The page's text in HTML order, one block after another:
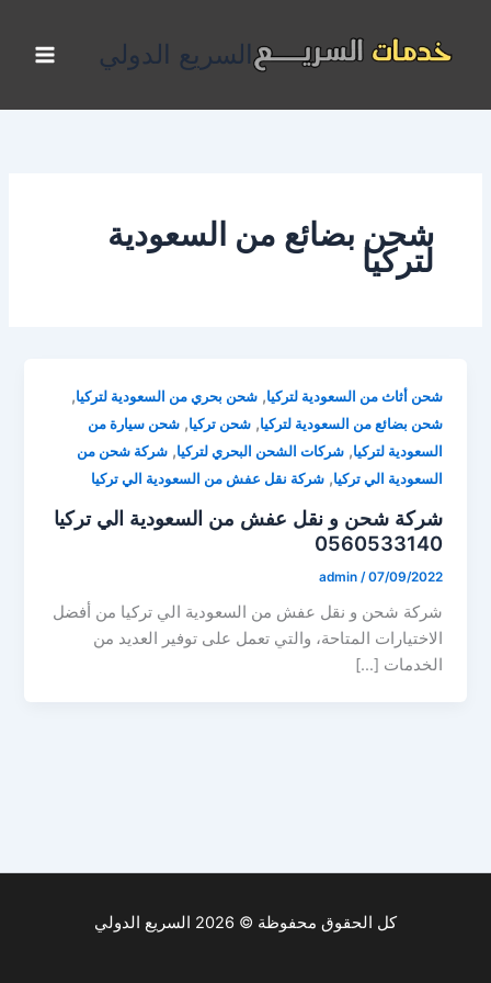
المحتوى
السريع الدولي
شحن بضائع من السعودية
لتركيا
شحن أثاث من السعودية لتركيا,شحن بحري من السعودية لتركيا,
شحن بضائع من السعودية لتركيا,شحن تركيا,شحن سيارة من
السعودية لتركيا,شركات الشحن البحري لتركيا,شركة شحن من
السعودية الي تركيا,شركة نقل عفش من السعودية الي تركيا
شركة شحن و نقل عفش من السعودية الي تركيا
0560533140
admin /07/09/2022
شركة شحن و نقل عفش من السعودية الي تركيا من أفضل
الاختيارات المتاحة، والتي تعمل على توفير العديد من
الخدمات […]
كل الحقوق محفوظة © 2026 السريع الدولي